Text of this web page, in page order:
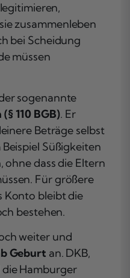
zusammenleben
bei Scheidung
müssen
sogenannte
110 BGB). Er
Beträge selbst
Süßigkeiten
dass die Eltern
Für größere
Konto bleibt die
bestehen.
weiter und
Geburt an. DKB,
Hamburger